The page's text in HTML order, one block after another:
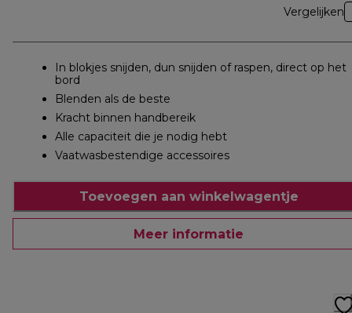
Vergelijken
In blokjes snijden, dun snijden of raspen, direct op het
bord
Blenden als de beste
Kracht binnen handbereik
Alle capaciteit die je nodig hebt
Vaatwasbestendige accessoires
Toevoegen aan winkelwagentje
Meer informatie